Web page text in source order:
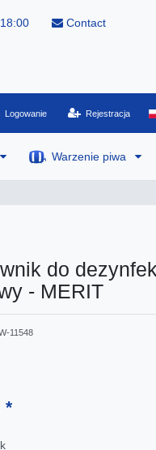
Contact
Logowanie Rejestracja
Warzenie piwa
do
- MERIT
11548
*